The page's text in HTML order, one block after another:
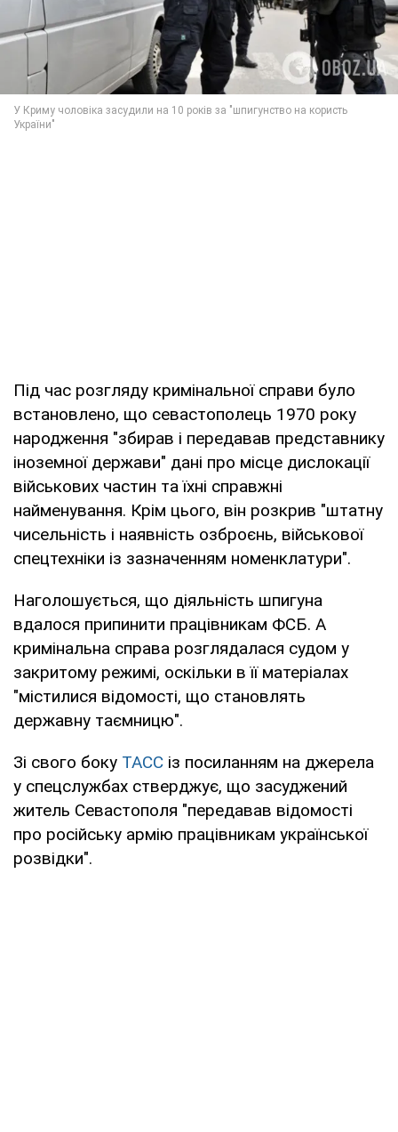
Під час розгляду кримінальної справи було
встановлено, що севастополець 1970 року
народження "збирав і передавав представнику
іноземної держави" дані про місце дислокації
військових частин та їхні справжні
найменування. Крім цього, він розкрив "штатну
чисельність і наявність озброєнь, військової
спецтехніки із зазначенням номенклатури".
Наголошується, що діяльність шпигуна
вдалося припинити працівникам ФСБ. А
кримінальна справа розглядалася судом у
закритому режимі, оскільки в її матеріалах
"містилися відомості, що становлять
державну таємницю".
Зі свого боку ТАСС із посиланням на джерела
у спецслужбах стверджує, що засуджений
житель Севастополя "передавав відомості
про російську армію працівникам української
розвідки".